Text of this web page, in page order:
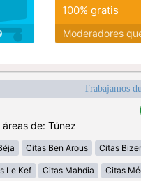
100% gratis
Moderadores
Trabajamos
de: Túnez
Citas Ben Arous Citas
Le Kef Citas Mahdia Citas